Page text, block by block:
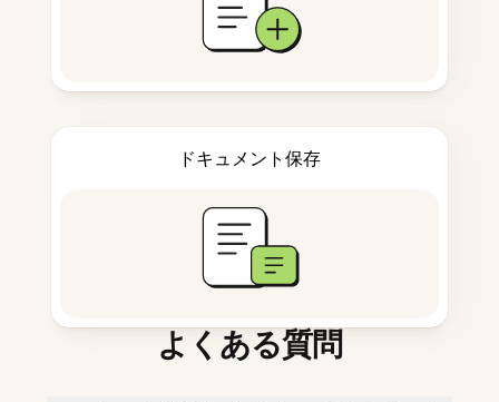
ドキュメント保存
よくある質問